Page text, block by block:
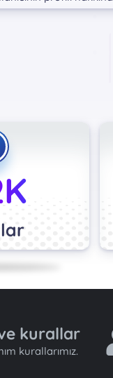
kurallar
kurallarımız.